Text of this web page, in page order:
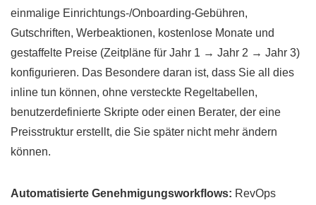
einmalige Einrichtungs-/Onboarding-Gebühren,
Gutschriften, Werbeaktionen, kostenlose Monate und
gestaffelte Preise (Zeitpläne für Jahr 1 → Jahr 2 → Jahr 3)
konfigurieren. Das Besondere daran ist, dass Sie all dies
inline tun können, ohne versteckte Regeltabellen,
benutzerdefinierte Skripte oder einen Berater, der eine
Preisstruktur erstellt, die Sie später nicht mehr ändern
können.
Automatisierte Genehmigungsworkflows: RevOps